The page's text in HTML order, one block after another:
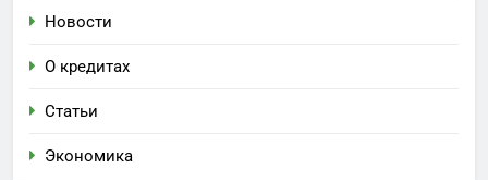
Новости
О кредитах
Статьи
Экономика